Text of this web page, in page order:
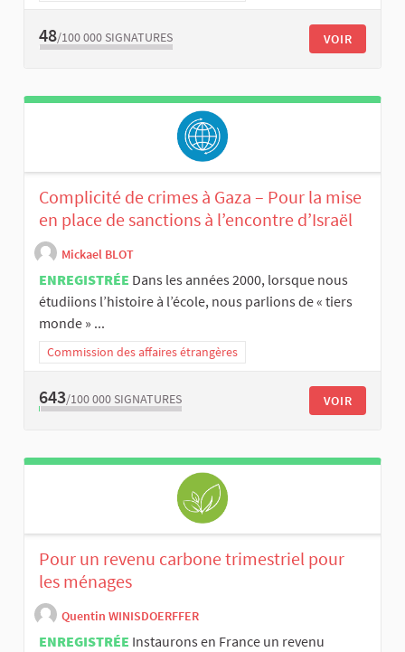
48/100 000 SIGNATURES VOIR
Complicité de crimes à Gaza – Pour la mise
en place de sanctions à l’encontre d’Israël
Mickael BLOT
ENREGISTRÉE Dans les années 2000, lorsque nous
étudiions l’histoire à l’école, nous parlions de « tiers
monde » ...
Commission des affaires étrangères
643/100 000 SIGNATURES VOIR
Pour un revenu carbone trimestriel pour
les ménages
Quentin WINISDOERFFER
ENREGISTRÉE Instaurons en France un revenu